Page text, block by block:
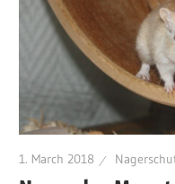
1. March 2018